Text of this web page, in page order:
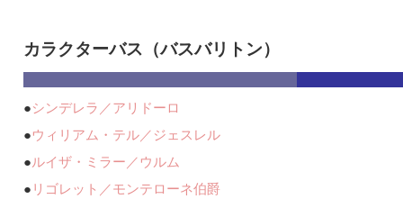
カラクターバス（バスバリトン）
●シンデレラ／アリドーロ
●ウィリアム・テル／ジェスレル
●ルイザ・ミラー／ウルム
● リゴレット／モンテローネ伯爵